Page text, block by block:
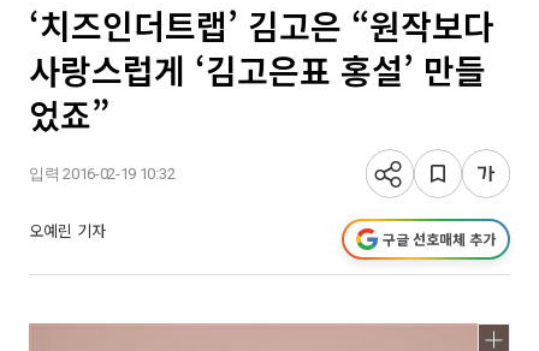
‘치즈인더트랩’ 김고은 “원작보다
사랑스럽게 ‘김고은표 홍설’ 만들
었죠”
입력 2016-02-19 10:32
오예린 기자 구글 선호매체 추가